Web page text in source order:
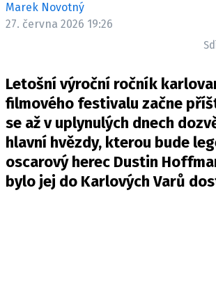
KONTAKT
VYDAVATEL
INZERCE
OSOBNÍ ÚDAJE /
VOLNÁ MÍSTA
Marek Novotný
27. června 2026 19:26
Letošní výroční ročník
filmového festivalu začne
se až v uplynulých dnech
hlavní hvězdy, kterou bude
oscarový herec Dustin
bylo jej do Karlových Varů